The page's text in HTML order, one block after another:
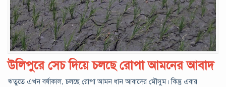
উলিপুরে সেচ দিয়ে চলছে রোপা আমনের আবাদ
ঋতুতে এখন বর্ষাকাল, চলছে রোপা আমন ধান আবাদের মৌসুম। কিন্তু এবার